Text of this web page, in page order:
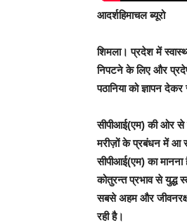
आदर्शहिमाचल ब्यूरो
शिमला। प्रदेश में
निपटने के लिए और
पठानिया को ज्ञापन
सीपीआई(एम) की ओर से
मरीज़ों के प्रबंधन में आ
सीपीआई(एम) का
कोतुरन्त प्रभाव से युद्ध
सबसे अहम और
रही है।